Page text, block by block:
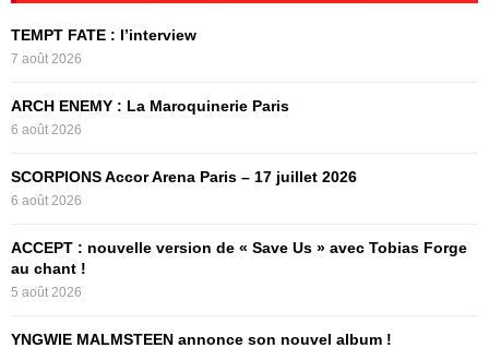
o
r
TEMPT FATE : l’interview
7 août 2026
ARCH ENEMY : La Maroquinerie Paris
6 août 2026
SCORPIONS Accor Arena Paris – 17 juillet 2026
6 août 2026
ACCEPT : nouvelle version de « Save Us » avec Tobias Forge
au chant !
5 août 2026
YNGWIE MALMSTEEN annonce son nouvel album !